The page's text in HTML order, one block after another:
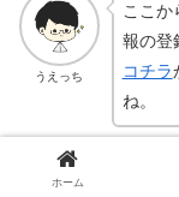
うえっち
ここか
報の登
コチラ
ね。
ホーム